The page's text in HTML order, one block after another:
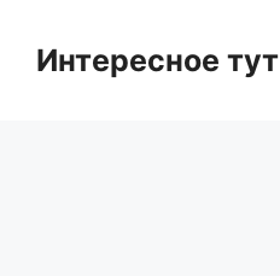
contentИнтересное тут